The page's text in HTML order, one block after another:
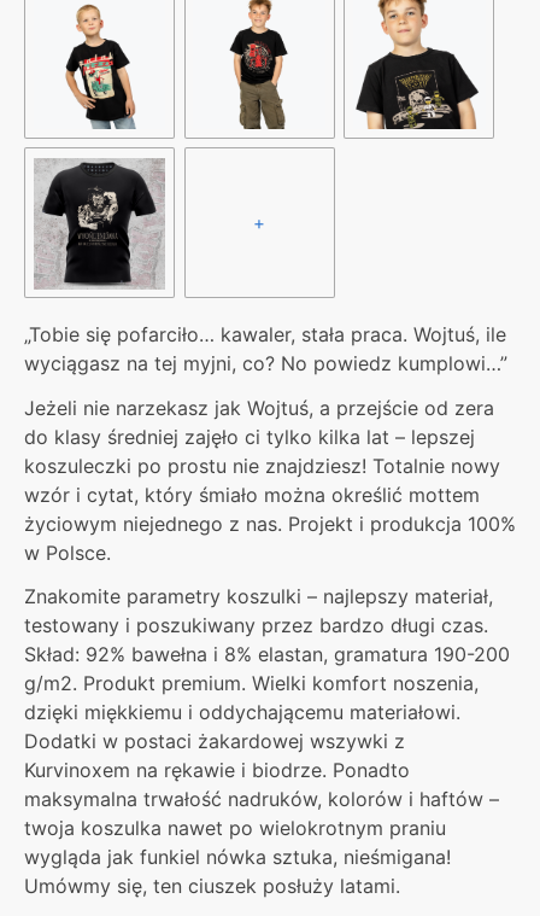
+
„Tobie się pofarciło… kawaler, stała praca. Wojtuś, ile
wyciągasz na tej myjni, co? No powiedz kumplowi…”
Jeżeli nie narzekasz jak Wojtuś, a przejście od zera
do klasy średniej zajęło ci tylko kilka lat – lepszej
koszuleczki po prostu nie znajdziesz! Totalnie nowy
wzór i cytat, który śmiało można określić mottem
życiowym niejednego z nas. Projekt i produkcja 100%
w Polsce.
Znakomite parametry koszulki – najlepszy materiał,
testowany i poszukiwany przez bardzo długi czas.
Skład: 92% bawełna i 8% elastan, gramatura 190-200
g/m2. Produkt premium. Wielki komfort noszenia,
dzięki miękkiemu i oddychającemu materiałowi.
Dodatki w postaci żakardowej wszywki z
Kurvinoxem na rękawie i biodrze. Ponadto
maksymalna trwałość nadruków, kolorów i haftów –
twoja koszulka nawet po wielokrotnym praniu
wygląda jak funkiel nówka sztuka, nieśmigana!
Umówmy się, ten ciuszek posłuży latami.